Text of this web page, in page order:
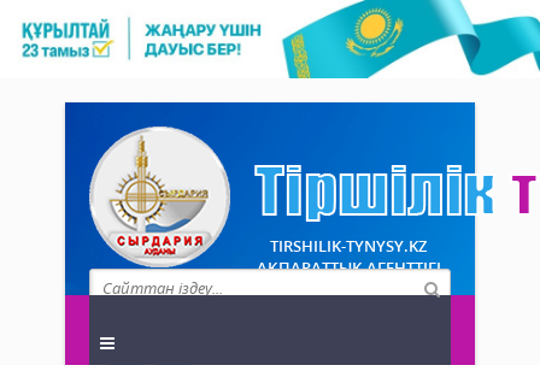
TIRSHILIK-TYNYSY.KZ
АҚПАРАТТЫҚ АГЕНТТІГІ